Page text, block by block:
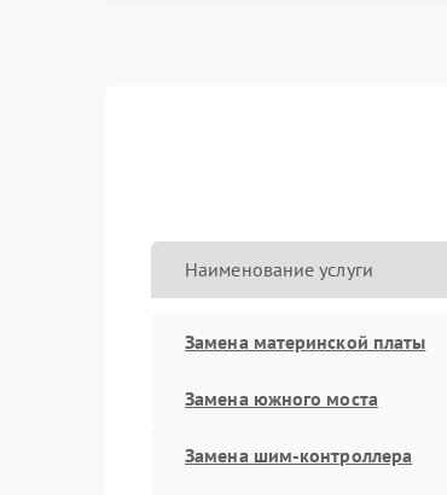
Наименование услуги
Замена материнской платы
Замена южного моста
Замена шим-контроллера